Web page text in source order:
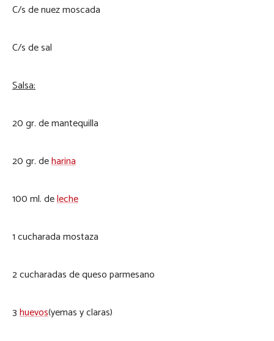
C/s de nuez moscada
C/s de sal
Salsa:
20 gr. de mantequilla
20 gr. deharina
100 ml. deleche
1 cucharada mostaza
2 cucharadas de queso parmesano
3huevos(yemas y claras)